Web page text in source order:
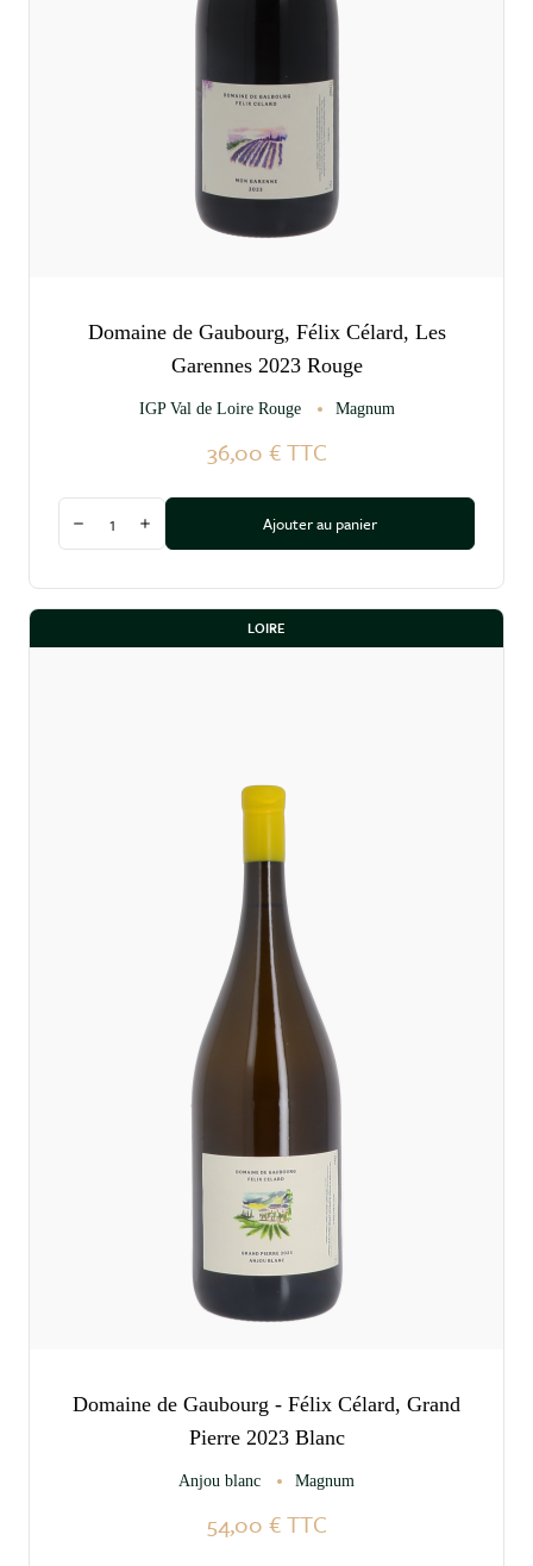
Domaine de Gaubourg, Félix Célard, Les
Garennes 2023 Rouge
IGP Val de Loire Rouge Magnum
36,00 € TTC
Diminuer la quantité
Augmenter la quantitéAjouter au panier
LOIRE
Domaine de Gaubourg - Félix Célard, Grand
Pierre 2023 Blanc
Anjou blanc Magnum
54,00 € TTC